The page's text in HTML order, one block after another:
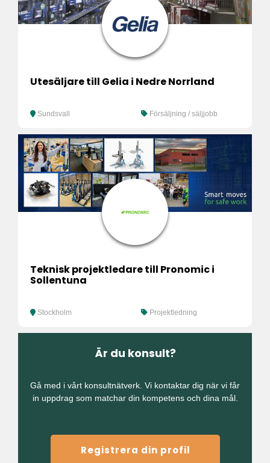
Utesäljare till Gelia i Nedre Norrland
Sundsvall Försäljning / säljjobb
Teknisk projektledare till Pronomic i
Sollentuna
Stockholm Projektledning
Är du konsult?
Gå med i vårt konsultnätverk. Vi kontaktar dig när vi får
in uppdrag som matchar din kompetens och dina mål.
Registrera din profil